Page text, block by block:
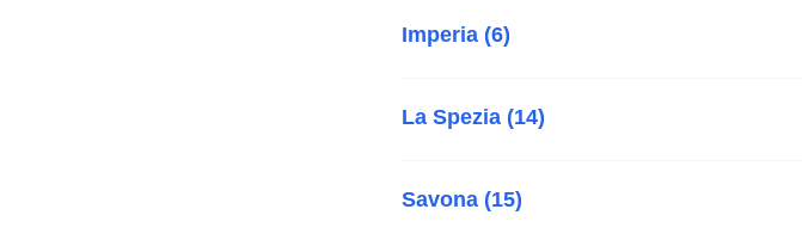
Imperia (6)
La Spezia (14)
Savona (15)